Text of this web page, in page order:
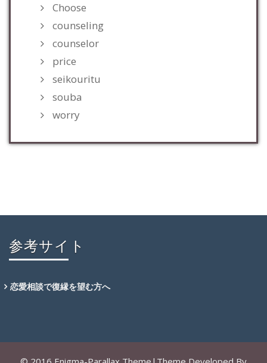
Choose
counseling
counselor
price
seikouritu
souba
worry
参考サイト
恋愛相談で復縁を望む方へ